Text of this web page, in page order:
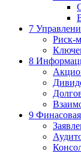
7
Риск-
8
9